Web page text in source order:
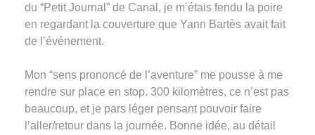
du “Petit Journal” de Canal, je m’étais fendu la poire
en regardant la couverture que Yann Bartès avait fait
de l’événement.
Mon “sens prononcé de l’aventure” me pousse à me
rendre sur place en stop. 300 kilomètres, ce n’est pas
beaucoup, et je pars léger pensant pouvoir faire
l’aller/retour dans la journée. Bonne idée, au détail